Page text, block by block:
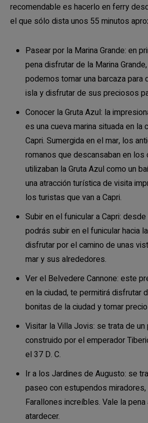
recomendable es hacerlo en ferry
el que sólo dista unos 55 minutos
Pasear por la Marina Grande: en
pena disfrutar de la Marina
podemos tomar una barcaza para
isla y disfrutar de sus preciosos
Conocer la Gruta Azul: la
es una cueva marina situada en la
Capri. Sumergida en el mar, los
romanos que descansaban en los
utilizaban la Gruta Azul como un
una atracción turística de visita
los turistas que van a Capri.
Subir en el funicular a Capri:
podrás subir en el funicular hacia
disfrutar por el camino de unas
mar y sus alrededores.
Ver el Belvedere Cannone: este
en la ciudad, te permitirá disfrutar
bonitas de la ciudad y tomar
Visitar la Villa Jovis: se trata de un
construido por el emperador
el 37 D. C.
Ir a los Jardines de Augusto: se
paseo con estupendos
Farallones increíbles. Vale la
atardecer.